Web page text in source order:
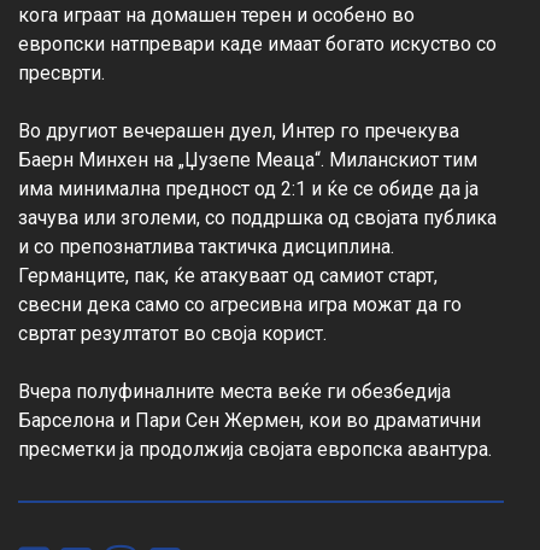
кога играат на домашен терен и особено во
европски натпревари каде имаат богато искуство со
пресврти.
Во другиот вечерашен дуел, Интер го пречекува
Баерн Минхен на „Џузепе Меаца“. Миланскиот тим
има минимална предност од 2:1 и ќе се обиде да ја
зачува или зголеми, со поддршка од својата публика
и со препознатлива тактичка дисциплина.
Германците, пак, ќе атакуваат од самиот старт,
свесни дека само со агресивна игра можат да го
свртат резултатот во своја корист.
Вчера полуфиналните места веќе ги обезбедија
Барселона и Пари Сен Жермен, кои во драматични
пресметки ја продолжија својата европска авантура.